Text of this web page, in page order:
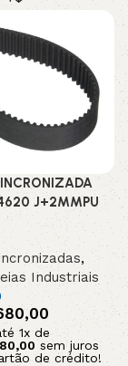
J+2MMPU
,
Industriais
1x de
sem juros
de crédito!